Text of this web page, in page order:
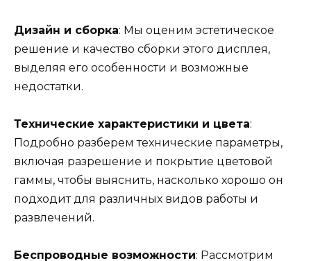
Дизайн и сборка: Мы оценим эстетическое
решение и качество сборки этого дисплея,
выделяя его особенности и возможные
недостатки.
Технические характеристики и цвета:
Подробно разберем технические параметры,
включая разрешение и покрытие цветовой
гаммы, чтобы выяснить, насколько хорошо он
подходит для различных видов работы и
развлечений.
Беспроводные возможности: Рассмотрим